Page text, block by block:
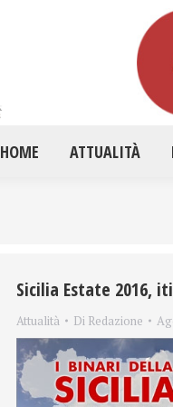
HOME ATTUALITÀ
Sicilia Estate 2016,
Attualità Di Redazione